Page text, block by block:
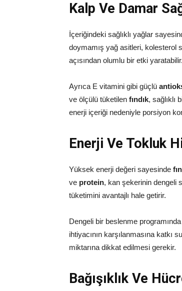
Kalp Ve Damar
İçeriğindeki sağlıklı yağlar
doymamış yağ asitleri, kolesterol
açısından olumlu bir etki yaratabilir.
Ayrıca E vitamini gibi güçlü
ve ölçülü tüketilen fındık, sağlıklı
enerji içeriği nedeniyle porsiyon
Enerji Ve Tokluk
Yüksek enerji değeri sayesinde
ve protein, kan şekerinin dengeli
tüketimini avantajlı hale getirir.
Dengeli bir beslenme
ihtiyacının karşılanmasına katkı
miktarına dikkat edilmesi gerekir.
Bağışıklık Ve